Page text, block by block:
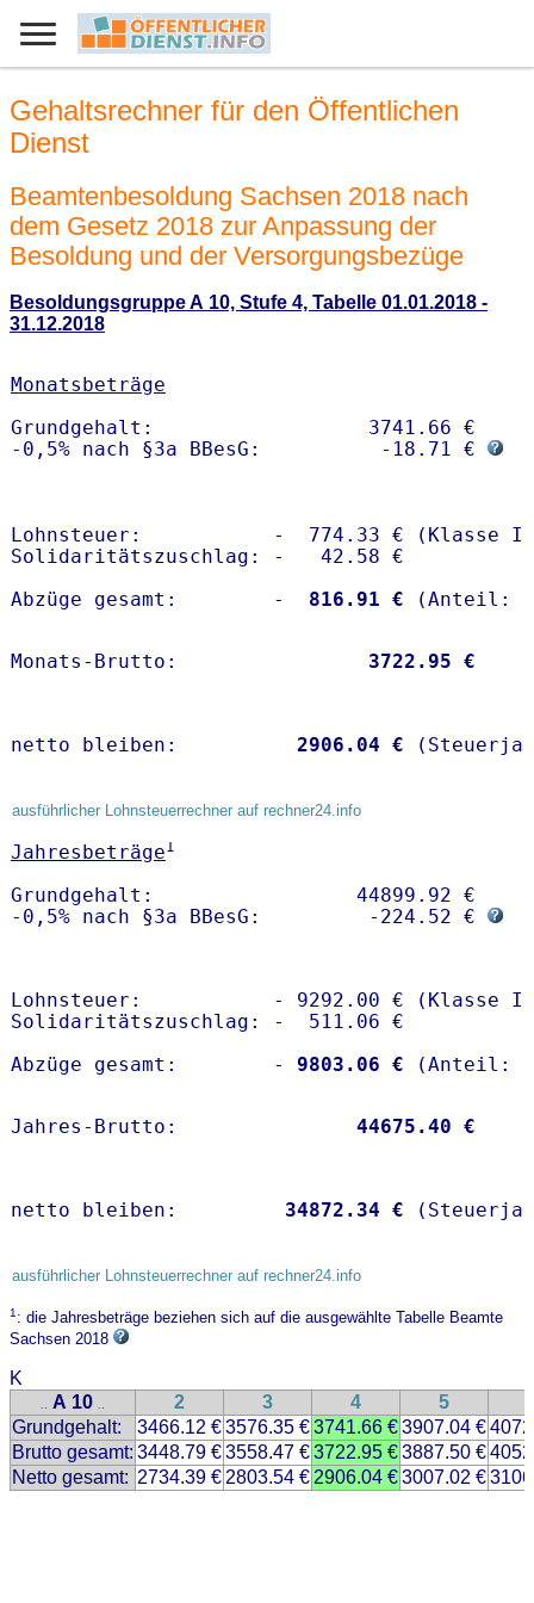
Gehaltsrechner für den Öffentlichen
Dienst
Beamtenbesoldung Sachsen 2018 nach
dem Gesetz 2018 zur Anpassung der
Besoldung und der Versorgungsbezüge
Besoldungsgruppe A 10, Stufe 4, Tabelle 01.01.2018 -
31.12.2018
Monatsbeträge
Grundgehalt:                  3741.66 €
-0,5% nach §3a BBesG:          -18.71 €
Lohnsteuer:           -  774.33 € (Klasse I)
Solidaritätszuschlag: -   42.58 €
Abzüge gesamt:        -
  816.91 €
Monats-Brutto: 3722.95 €
netto bleiben: 2906.04 €
ausführlicher Lohnsteuerrechner auf rechner24.info
Jahresbeträge1
Grundgehalt:                 44899.92 €
-0,5% nach §3a BBesG:         -224.52 €
Lohnsteuer:           - 9292.00 € (Klasse I)
Solidaritätszuschlag: -  511.06 €
Abzüge gesamt:        -
9803.06 €
Jahres-Brutto: 44675.40 €
netto bleiben: 34872.34 €
ausführlicher Lohnsteuerrechner auf rechner24.info
1: die Jahresbeträge beziehen sich auf die ausgewählte Tabelle Beamte
Sachsen 2018
K
.. A 10 .. 2 3 4 5
Grundgehalt:
3466.12 €3576.35 €3741.66 €3907.04 €
Brutto gesamt: 3448.79 €3558.47 €3722.95 €3887.50 €
Netto gesamt: 2734.39 € 2803.54 € 2906.04 €3007.02 €